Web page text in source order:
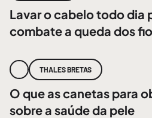
Lavar o cabelo todo dia
combate a queda dos
THALES BRETAS
O que as canetas para
sobre a saúde da pele